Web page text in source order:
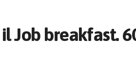
Job breakfast.